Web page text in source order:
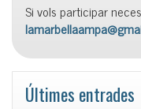
Si vols participar
Últimes entrades